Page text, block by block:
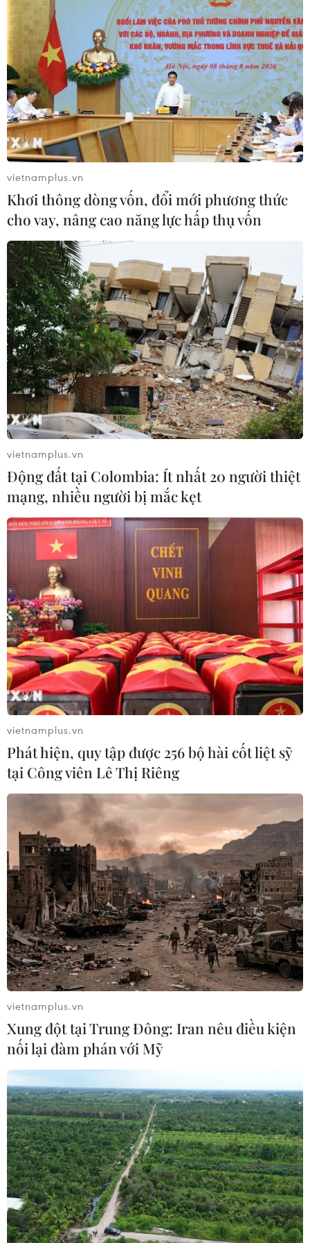
TIN CÙNG CHUYÊN MỤC
Trung Quốc đẩy mạnh tài chính số,
từng bước phát triển nhân dân tệ kỹ
thuật số
10/08/2026 15:54
Tổng Bí thư, Chủ tịch nước
Tô Lâm đến thủ đô Canberra
10/08/2026 15:25
Tổng Bí thư, Chủ tịch nước Tô Lâm
đến thủ đô Canberra, tiếp tục
10/08/2026 13:04
Tổng Bí thư, Chủ tịch nước Tô Lâm
tiếp Đặc phái viên của Chính phủ
Australia về Đông Nam Á
10/08/2026 09:49
vietnamplus.vn
Khơi thông dòng vốn, đổi mới phương thức
cho vay, nâng cao năng lực hấp thụ vốn
vietnamplus.vn
Động đất tại Colombia: Ít nhất 20 người thiệt
mạng, nhiều người bị mắc kẹt
vietnamplus.vn
Phát hiện, quy tập được 256 bộ hài cốt liệt sỹ
tại Công viên Lê Thị Riêng
vietnamplus.vn
Xung đột tại Trung Đông: Iran nêu điều kiện
nối lại đàm phán với Mỹ